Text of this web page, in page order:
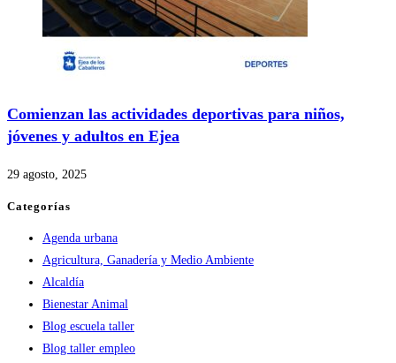
Comienzan las actividades deportivas para niños,
jóvenes y adultos en Ejea
29 agosto, 2025
Categorías
Agenda urbana
Agricultura, Ganadería y Medio Ambiente
Alcaldía
Bienestar Animal
Blog escuela taller
Blog taller empleo